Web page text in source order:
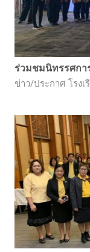
ร่วมชมนิทรรศกา
ข่าว/ประกาศ โรงเ